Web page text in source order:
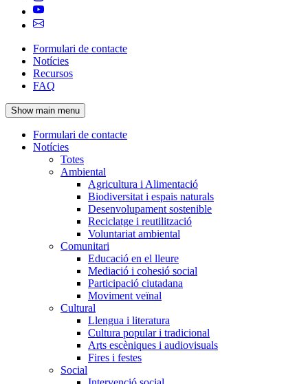
Navegació
principal
de
l'encapçalament
Formulari de contacte
Notícies
Recursos
FAQ
Show main menu
Navegació
principal
Formulari de contacte
Notícies
Totes
Ambiental
Agricultura i Alimentació
Biodiversitat i espais naturals
Desenvolupament sostenible
Reciclatge i reutilització
Voluntariat ambiental
Comunitari
Educació en el lleure
Mediació i cohesió social
Participació ciutadana
Moviment veïnal
Cultural
Llengua i literatura
Cultura popular i tradicional
Arts escèniques i audiovisuals
Fires i festes
Social